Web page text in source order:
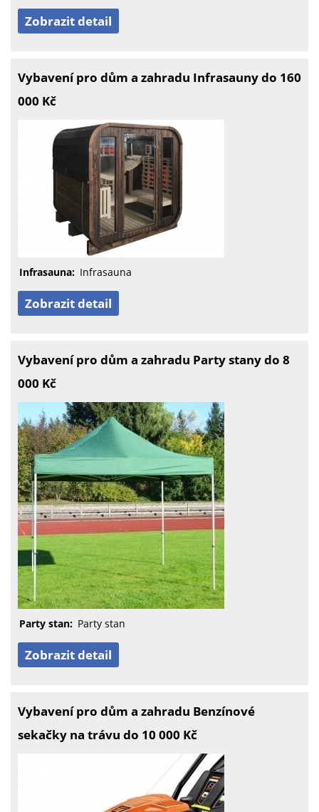
Zobrazit detail
Vybavení pro dům a zahradu Infrasauny do 160
000 Kč
Infrasauna: Infrasauna
Zobrazit detail
Vybavení pro dům a zahradu Party stany do 8
000 Kč
Party stan: Party stan
Zobrazit detail
Vybavení pro dům a zahradu Benzínové
sekačky na trávu do 10 000 Kč